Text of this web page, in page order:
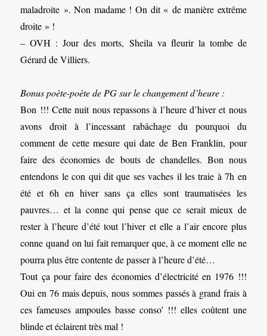
maladroite ». Non madame ! On dit « de manière extrême
droite » !
– OVH : Jour des morts, Sheila va fleurir la tombe de
Gérard de Villiers.
Bonus poète-poète de PG sur le changement d’heure :
Bon !!! Cette nuit nous repassons à l’heure d’hiver et nous
avons droit à l’incessant rabâchage du pourquoi du
comment de cette mesure qui date de Ben Franklin, pour
faire des économies de bouts de chandelles. Bon nous
entendons le con qui dit que ses vaches il les traie à 7h en
été et 6h en hiver sans ça elles sont traumatisées les
pauvres… et la conne qui pense que ce serait mieux de
rester à l’heure d’été tout l’hiver et elle a l’air encore plus
conne quand on lui fait remarquer que, à ce moment elle ne
pourra plus être contente de passer à l’heure d’été…
Tout ça pour faire des économies d’électricité en 1976 !!!
Oui en 76 mais depuis, nous sommes passés à grand frais à
ces fameuses ampoules basse conso’ !!! elles coûtent une
blinde et éclairent très mal !